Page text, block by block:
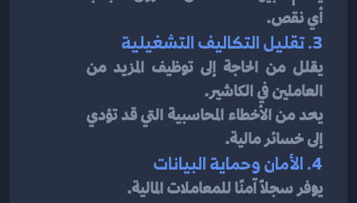
أي نقص.
3. تقليل التكاليف التشغيلية
العاملين في الكاشير.
إلى خسائر مالية.
4. الأمان وحماية البيانات
يوفر سجلاً آمنًا للمعاملات المالية.